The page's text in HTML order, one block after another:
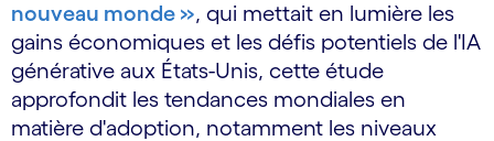
nouveau monde », qui mettait en lumière les
gains économiques et les défis potentiels de l'IA
générative aux États-Unis, cette étude
approfondit les tendances mondiales en
matière d'adoption, notamment les niveaux